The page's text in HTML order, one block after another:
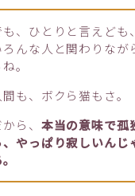
も、ひとりと言えども
ろんな人と関わりなが
。
間も、ボクら猫もさ。
ら、 本当の意味で孤
、やっぱり寂しいんじ